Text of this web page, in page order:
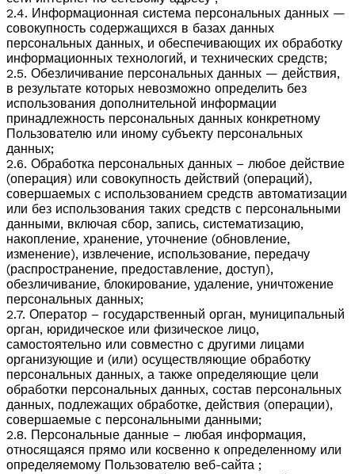
2.4. Информационная система персональных данных —
совокупность содержащихся в базах данных
персональных данных, и обеспечивающих их обработку
информационных технологий, и технических средств;
2.5. Обезличивание персональных данных — действия,
в результате которых невозможно определить без
использования дополнительной информации
принадлежность персональных данных конкретному
Пользователю или иному субъекту персональных
данных;
2.6. Обработка персональных данных – любое действие
(операция) или совокупность действий (операций),
совершаемых с использованием средств автоматизации
или без использования таких средств с персональными
данными, включая сбор, запись, систематизацию,
накопление, хранение, уточнение (обновление,
изменение), извлечение, использование, передачу
(распространение, предоставление, доступ),
обезличивание, блокирование, удаление, уничтожение
персональных данных;
2.7. Оператор – государственный орган, муниципальный
орган, юридическое или физическое лицо,
самостоятельно или совместно с другими лицами
организующие и (или) осуществляющие обработку
персональных данных, а также определяющие цели
обработки персональных данных, состав персональных
данных, подлежащих обработке, действия (операции),
совершаемые с персональными данными;
2.8. Персональные данные – любая информация,
относящаяся прямо или косвенно к определенному или
определяемому Пользователю веб-сайта ;